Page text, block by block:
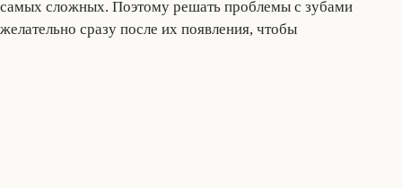
самых сложных. Поэтому решать проблемы с зубами
желательно сразу после их появления, чтобы